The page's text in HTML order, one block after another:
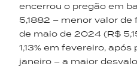
encerrou o pregão em
5,1882 – menor valor
de maio de 2024 (R$
1,13% em fevereiro,
janeiro – a maior